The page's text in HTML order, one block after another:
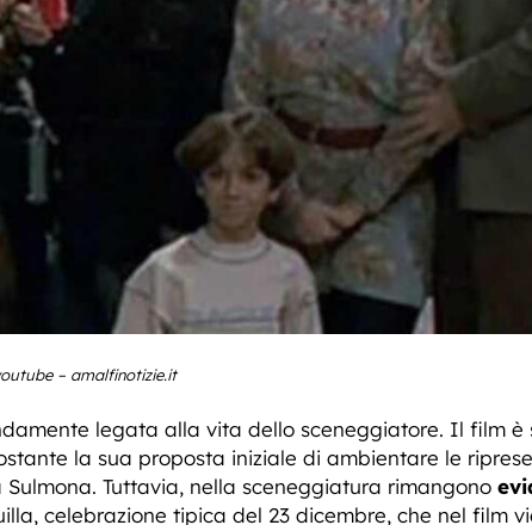
– amalfinotizie.it
legata alla vita dello sceneggiatore. Il film è
la sua proposta iniziale di ambientare le
Tuttavia, nella sceneggiatura rimangono
celebrazione tipica del 23 dicembre, che nel film